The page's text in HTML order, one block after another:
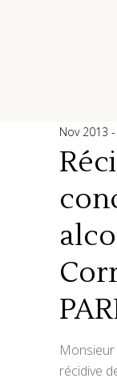
Nov 2013
récidive